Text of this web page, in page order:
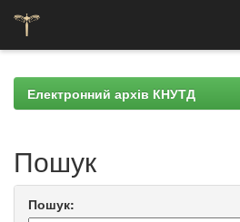
navigationЕлектронний архів КНУТД
Пошук
Пошук: